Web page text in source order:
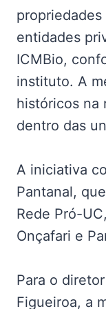
entidades
ICMBio,
instituto. A
históricos na
dentro das
A iniciativa
Pantanal,
Rede Pró-
Onçafari e
Para o
Figueiroa, a